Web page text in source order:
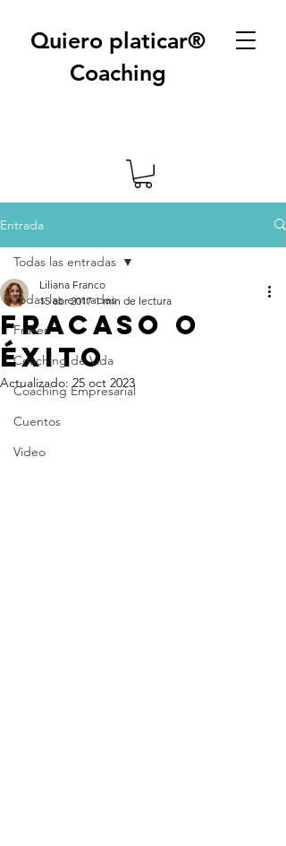
Quiero platicar®
Coaching
Entrada
Todas las entradas
Frases
Coaching de Vida
Coaching Empresarial
Cuentos
Video
Todas las entradas
Fracaso o
éxito
Liliana Franco
15 abr 2017 1 min de lectura
Actualizado:25 oct 2023